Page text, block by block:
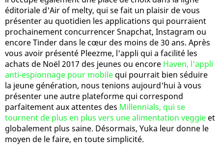
éditoriale d'Air of melty, qui se fait un plaisir de vous
présenter au quotidien les applications qui pourraient
prochainement concurrencer Snapchat, Instagram ou
encore Tinder dans le cœur des moins de 30 ans. Après
vous avoir présenté Pleezme, l'appli qui a facilité les
achats de Noël 2017 des jeunes ou encore Haven, l'appli
anti-espionnage pour mobile qui pourrait bien séduire
la jeune génération, nous tenions aujourd'hui à vous
présenter une autre plateforme qui correspond
parfaitement aux attentes des Millennials, qui se
tournent de plus en plus vers une alimentation veggie et
globalement plus saine. Désormais, Yuka leur donne le
moyen de le faire, en toute simplicité.